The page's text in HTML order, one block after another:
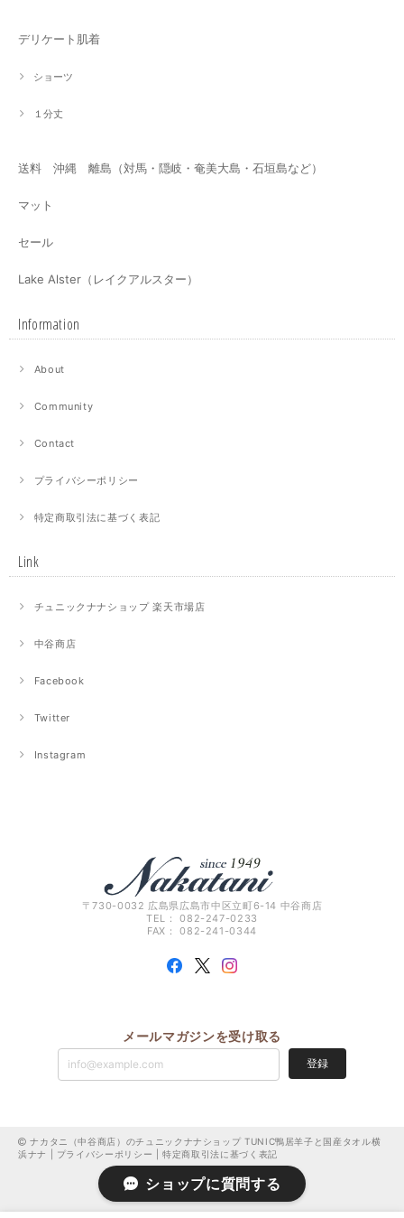
デリケート肌着
ショーツ
１分丈
送料 沖縄 離島（対馬・隠岐・奄美大島・石垣島など）
マット
セール
Lake Alster（レイクアルスター）
Information
About
Community
Contact
プライバシーポリシー
特定商取引法に基づく表記
Link
チュニックナナショップ 楽天市場店
中谷商店
Facebook
Twitter
Instagram
〒730-0032 広島県広島市中区立町6-14 中谷商店
TEL： 082-247-0233
FAX： 082-241-0344
メールマガジンを受け取る
登録
ナカタニ（中谷商店）のチュニックナナショップ TUNIC鴨居羊子と国産タオル横
浜ナナ | プライバシーポリシー |特定商取引法に基づく表記
ショップに質問する